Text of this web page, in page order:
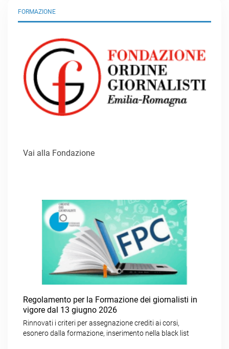
FORMAZIONE
Vai alla Fondazione
Regolamento per la Formazione dei giornalisti in
vigore dal 13 giugno 2026
Rinnovati i criteri per assegnazione crediti ai corsi,
esonero dalla formazione, inserimento nella black list